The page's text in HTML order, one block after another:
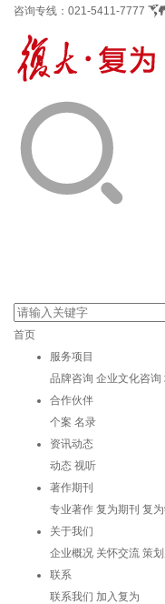
咨询专线： 021-5411-7777
首页
服务项目
品牌咨询 企业文化咨询
合作伙伴
个案 名录
资讯动态
动态 视听
著作期刊
专业著作 复为期刊 复
关于我们
企业概况 关怀交流 策
联系
联系我们 加入复为